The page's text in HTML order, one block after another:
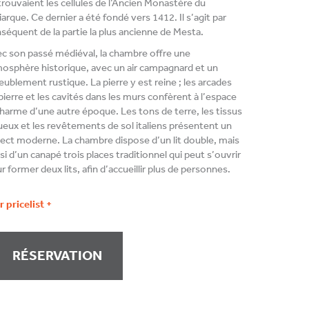
Ce dernier a été fondé vers 1412. Il s’agit par
de la partie la plus ancienne de Mesta.
son passé médiéval, la chambre offre une
historique, avec un air campagnard et un
rustique. La pierre y est reine ; les arcades
et les cavités dans les murs confèrent à l’espace
d’une autre époque. Les tons de terre, les tissus
et les revêtements de sol italiens présentent un
moderne. La chambre dispose d’un lit double, mais
d’un canapé trois places traditionnel qui peut s’ouvrir
former deux lits, afin d’accueillir plus de personnes.
pricelist +
RÉSERVATION